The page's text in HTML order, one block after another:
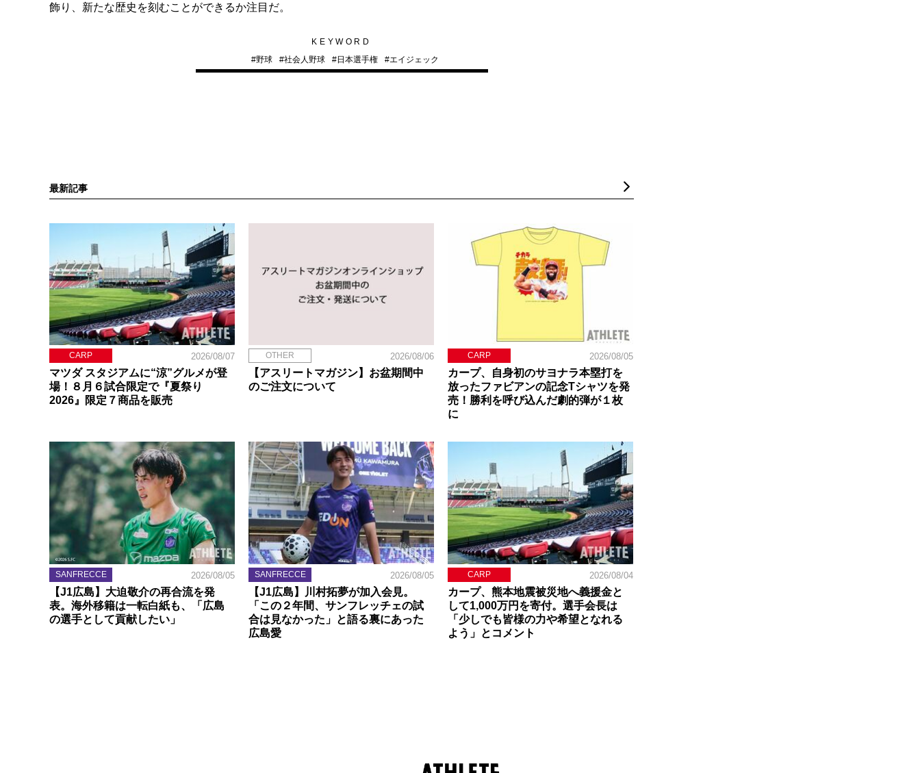
飾り、新たな歴史を刻むことができるか注目だ。
KEYWORD
#野球 #社会人野球 #日本選手権 #エイジェック
最新記事
CARP 2026/08/07
マツダ スタジアムに“涼”グルメが登
場！８月６試合限定で『夏祭り
2026』限定７商品を販売
OTHER 2026/08/06
【アスリートマガジン】お盆期間中
のご注文について
CARP 2026/08/05
カープ、自身初のサヨナラ本塁打を
放ったファビアンの記念Tシャツを発
売！勝利を呼び込んだ劇的弾が１枚
に
SANFRECCE 2026/08/05
【J1広島】大迫敬介の再合流を発
表。海外移籍は一転白紙も、「広島
の選手として貢献したい」
SANFRECCE 2026/08/05
【J1広島】川村拓夢が加入会見。
「この２年間、サンフレッチェの試
合は見なかった」と語る裏にあった
広島愛
CARP 2026/08/04
カープ、熊本地震被災地へ義援金と
して1,000万円を寄付。選手会長は
「少しでも皆様の力や希望となれる
よう」とコメント